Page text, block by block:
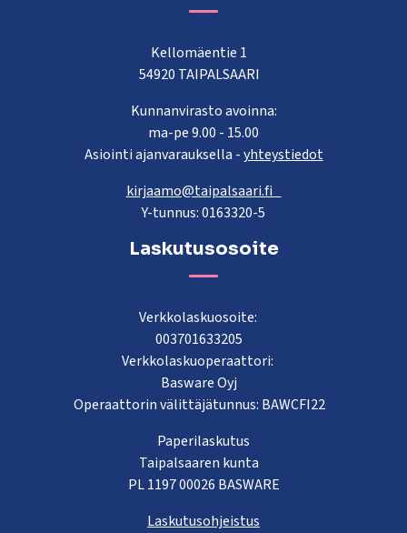
Kellomäentie 1
54920 TAIPALSAARI
Kunnanvirasto avoinna:
ma-pe 9.00 - 15.00
Asiointi ajanvarauksella -yhteystiedot
kirjaamo@taipalsaari.fi
Y-tunnus: 0163320-5
Laskutusosoite
Verkkolaskuosoite:
003701633205
Verkkolaskuoperaattori:
Basware Oyj
Operaattorin välittäjätunnus: BAWCFI22
Paperilaskutus
Taipalsaaren kunta
PL 1197 00026 BASWARE
Laskutusohjeistus